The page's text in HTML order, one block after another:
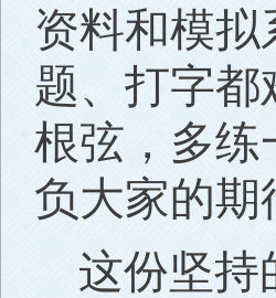
资料和模
题、打字
根弦，多练
负大家的期
这份坚持